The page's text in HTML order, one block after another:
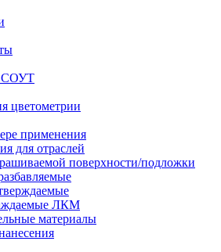
СОУТ
цветометрии
применения
для отраслей
поверхности/подложки
ЛКМ
материалы